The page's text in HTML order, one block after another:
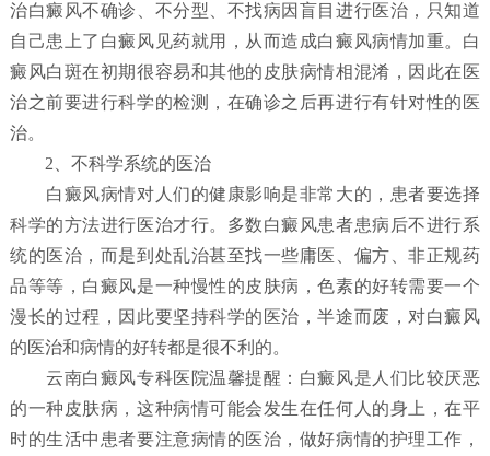
治白癜风不确诊、不分型、不找病因盲目进行医治，只知道
自己患上了白癜风见药就用，从而造成白癜风病情加重。白
癜风白斑在初期很容易和其他的皮肤病情相混淆，因此在医
治之前要进行科学的检测，在确诊之后再进行有针对性的医
治。
2、不科学系统的医治
白癜风病情对人们的健康影响是非常大的，患者要选择
科学的方法进行医治才行。多数白癜风患者患病后不进行系
统的医治，而是到处乱治甚至找一些庸医、偏方、非正规药
品等等，白癜风是一种慢性的皮肤病，色素的好转需要一个
漫长的过程，因此要坚持科学的医治，半途而废，对白癜风
的医治和病情的好转都是很不利的。
云南白癜风专科医院温馨提醒：白癜风是人们比较厌恶
的一种皮肤病，这种病情可能会发生在任何人的身上，在平
时的生活中患者要注意病情的医治，做好病情的护理工作，